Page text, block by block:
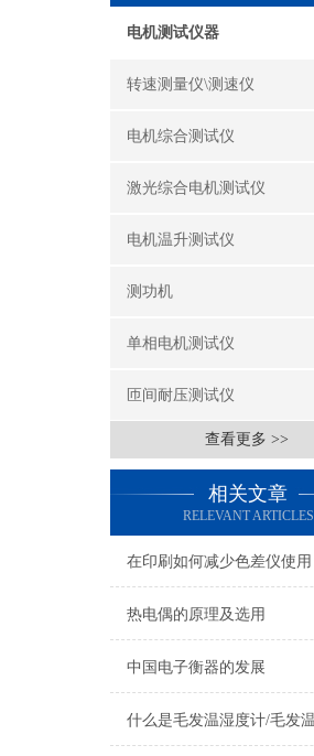
电机测试仪器
转速测量仪\测速仪
电机综合测试仪
激光综合电机测试仪
电机温升测试仪
测功机
单相电机测试仪
匝间耐压测试仪
查看更多 >>
相关文章
RELEVANT ARTICLES
在印刷如何减少色差仪使用
热电偶的原理及选用
中国电子衡器的发展